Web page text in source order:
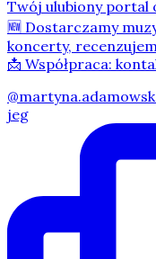
Twój ulubiony portal
🆕 Dostarczamy
koncerty,
📩 Współpraca:
jeg